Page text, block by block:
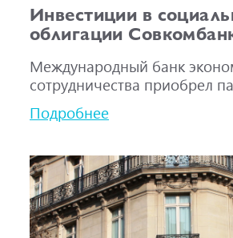
Инвестиции в
облигации
Международный банк
сотрудничества приобрел
Подробнее